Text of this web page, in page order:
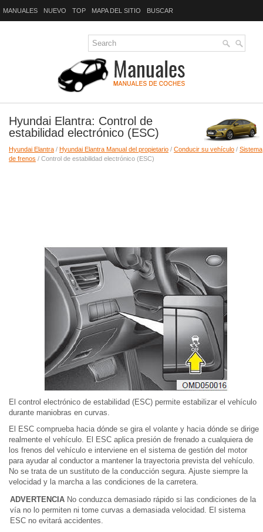
MANUALES NUEVO TOP MAPA DEL SITIO BUSCAR
Hyundai Elantra: Control de
estabilidad electrónico (ESC)
Hyundai Elantra / Hyundai Elantra Manual del propietario / Conducir su vehículo / Sistema
de frenos / Control de estabilidad electrónico (ESC)
El control electrónico de estabilidad (ESC) permite estabilizar el vehículo
durante maniobras en curvas.
El ESC comprueba hacia dónde se gira el volante y hacia dónde se dirige
realmente el vehículo. El ESC aplica presión de frenado a cualquiera de
los frenos del vehículo e interviene en el sistema de gestión del motor
para ayudar al conductor a mantener la trayectoria prevista del vehículo.
No se trata de un sustituto de la conducción segura. Ajuste siempre la
velocidad y la marcha a las condiciones de la carretera.
ADVERTENCIA No conduzca demasiado rápido si las condiciones de la
vía no lo permiten ni tome curvas a demasiada velocidad. El sistema
ESC no evitará accidentes.